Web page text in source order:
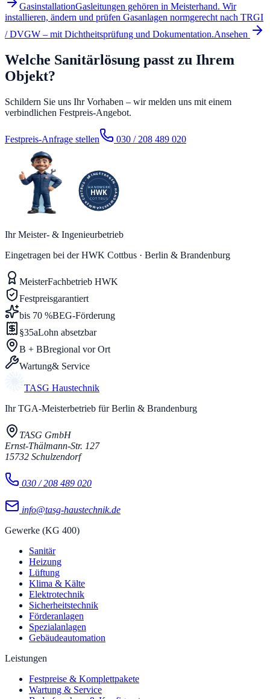
GasinstallationGasleitungen gehören in Meisterhand. Wir
installieren, ändern und prüfen Gasanlagen normgerecht nach TRGI
/ DVGW – mit Dichtheitsprüfung und Dokumentation.Ansehen
Welche Sanitärlösung passt zu Ihrem
Objekt?
Schildern Sie uns Ihr Vorhaben – wir melden uns mit einem
verbindlichen Festpreis-Angebot.
Festpreis-Anfrage stellen 030 / 208 489 020
Ihr Meister- & Ingenieurbetrieb
Eingetragen bei der HWK Cottbus · Berlin & Brandenburg
MeisterFachbetrieb HWK
Festpreisgarantiert
bis 70 %BEG-Förderung
§35aLohn absetzbar
B + BBregional vor Ort
Wartung& Service
TASG Haustechnik
Ihr TGA-Meisterbetrieb für Berlin & Brandenburg
TASG GmbH
Ernst-Thälmann-Str. 127
15732 Schulzendorf
030 / 208 489 020
info@tasg-haustechnik.de
Gewerke (KG 400)
Sanitär
Heizung
Lüftung
Klima & Kälte
Elektrotechnik
Sicherheitstechnik
Förderanlagen
Spezialanlagen
Gebäudeautomation
Leistungen
Festpreise & Komplettpakete
Wartung & Service